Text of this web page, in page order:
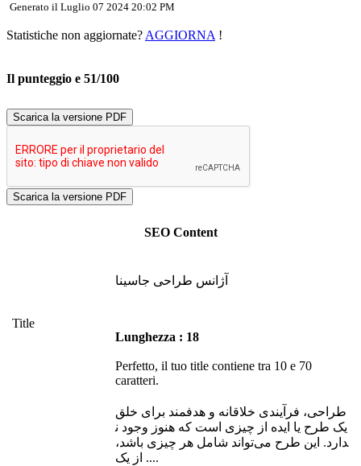
Generato il Luglio 07 2024 20:02 PM
Statistiche non aggiornate? AGGIORNA !
Il punteggio e 51/100
Scarica la versione PDF
SEO Content
Title
آژانس طراحی جاسینا
Lunghezza : 18
Perfetto, il tuo title contiene tra 10 e 70
caratteri.
طراحی، فرآیندی خلاقانه و هدفمند برای خلق
یک طرح یا ایده از چیزی است که هنوز وجود ن
دارد. این طرح می‌تواند شامل هر چیزی باشد،
از یک ....